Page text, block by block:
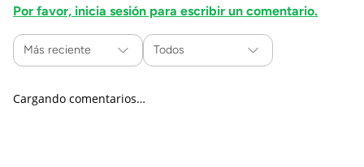
Por favor, inicia sesión para escribir un comentario.
Más reciente Todos
Cargando comentarios…